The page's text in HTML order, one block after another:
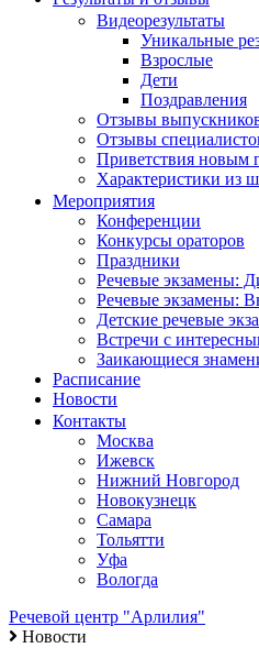
Видеорезультаты
Уникальные
Взрослые
Дети
Поздравления
Отзывы
Отзывы
Приветствия новым
Характеристики из
Мероприятия
Конференции
Конкурсы ораторов
Праздники
Речевые экзамены:
Речевые экзамены:
Детские речевые
Встречи с
Заикающиеся
Расписание
Новости
Контакты
Москва
Ижевск
Нижний Новгород
Новокузнецк
Самара
Тольятти
Уфа
Вологда
Речевой центр "Арлилия"
Новости